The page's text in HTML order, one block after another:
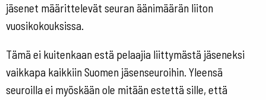
jäsenet määrittelevät seuran äänimäärän liiton
vuosikokouksissa.
Tämä ei kuitenkaan estä pelaajia liittymästä jäseneksi
vaikkapa kaikkiin Suomen jäsenseuroihin. Yleensä
seuroilla ei myöskään ole mitään estettä sille, että